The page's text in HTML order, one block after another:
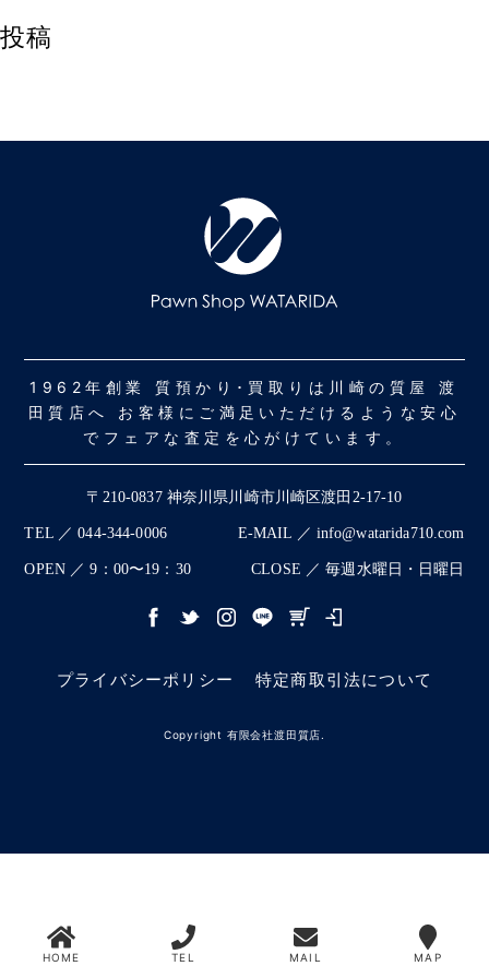
投稿
1962年創業 質預かり･買取りは川崎の質屋 渡
田質店へ お客様にご満足いただけるような安心
でフェアな査定を心がけています。
〒210-0837 神奈川県川崎市川崎区渡田2-17-10
TEL ／ 044-344-0006 E-MAIL ／ info@watarida710.com
OPEN ／ 9：00〜19：30 CLOSE ／ 毎週水曜日・日曜日
プライバシーポリシー 特定商取引法について
Copyright 有限会社渡田質店.
HOME TEL MAIL MAP